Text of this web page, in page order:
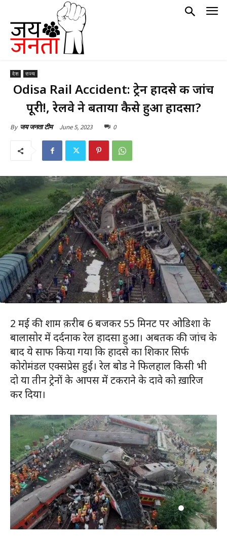
देश राज्य
Odisa Rail Accident: ट्रेन हादसे की जांच
पूरी!, रेलवे ने बताया कैसे हुआ हादसा?
By जय जनता टीम June 5, 2023 0
2 मई की शाम क़रीब 6 बजकर 55 मिनट पर ओडिशा के
बालासोर में दर्दनाक रेल हादसा हुआ। अबतक की जांच के
बाद ये साफ किया गया कि हादसे का शिकार सिर्फ
कोरोमंडल एक्सप्रेस हुई। रेल बोड ने फिलहाल किसी भी
दो या तीन ट्रेनों के आपस में टकराने के दावे को ख़ारिज
कर दिया।